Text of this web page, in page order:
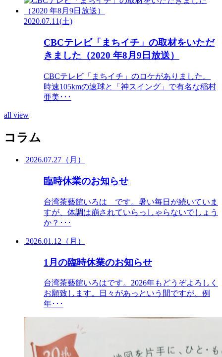
2020.07.11(土)
CBCテレビ「まちイチ」の取材をいただ
きました（2020 年8月9日放送）
CBCテレビ「まちイチ」のロケがありました。
時速105kmの速球と「神スイング」で有名な稲村
亜美･･･
all view
コラム
2026.07.27（月）
臨時休業のお知らせ
台湾茶藝館いろは です。暑い毎日が続いていま
すが、体調は崩されていらっしゃらないでしょう
か？･･･
2026.01.12（月）
1月の臨時休業のお知らせ
台湾茶藝館いろはです。2026年もどうぞよろしく
お願致します。日々があっという間ですが、例
年･･･